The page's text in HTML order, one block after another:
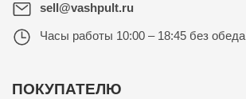
sell@vashpult.ru
Часы работы 10:00 – 18:45 без обеда
ПОКУПАТЕЛЮ